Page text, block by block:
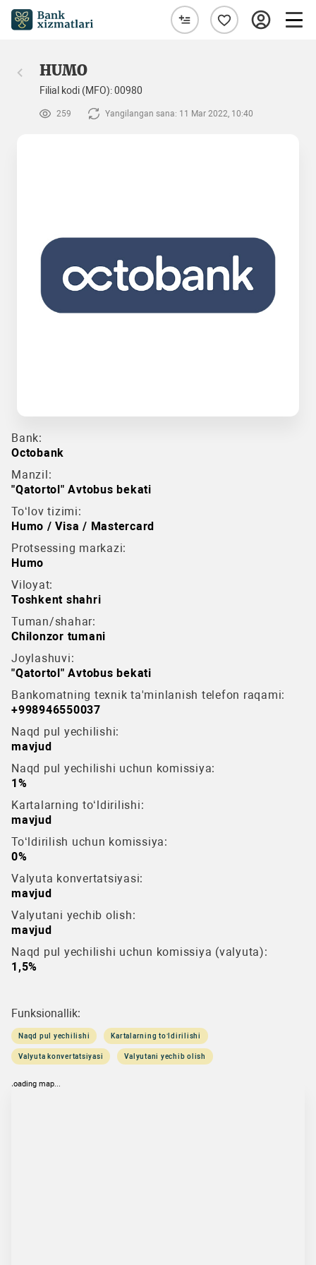
HUMO
Filial kodi (MFO): 00980
259 Yangilangan sana: 11 Mar 2022, 10:40
Bank:
Octobank
Manzil:
"Qatortol" Avtobus bekati
To‘lov tizimi:
Humo / Visa / Mastercard
Protsessing markazi:
Humo
Viloyat:
Toshkent shahri
Tuman/shahar:
Chilonzor tumani
Joylashuvi:
"Qatortol" Avtobus bekati
Bankomatning texnik ta'minlanish telefon raqami:
+998946550037
Naqd pul yechilishi:
mavjud
Naqd pul yechilishi uchun komissiya:
1%
Kartalarning to‘ldirilishi:
mavjud
To‘ldirilish uchun komissiya:
0%
Valyuta konvertatsiyasi:
mavjud
Valyutani yechib olish:
mavjud
Naqd pul yechilishi uchun komissiya (valyuta):
1,5%
Funksionallik:
Naqd pul yechilishi Kartalarning to‘ldirilishi
Valyuta konvertatsiyasi Valyutani yechib olish
loading map...